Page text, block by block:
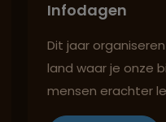
Infodagen
Dit jaar
land waar je onze
mensen erachter